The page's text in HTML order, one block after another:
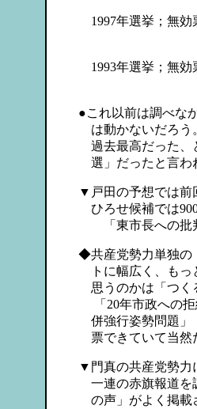
1997年選挙；無効
うち白票
1993年選挙；無効
うち白票
●これ以前は調べな
は動かないだろう
過去最高だった、
選」だったと言わ
▼戸田の予想では前
ひろせ候補では
「東市長への批判
◆共産党勢力単独の
トに幅広く、もっ
思うのかは「つく
「20年市政への拒
併強行姿勢問題」
票できていて当然
▼門真の共産党勢力
一連の赤旗報道を
の声」がよく掲載